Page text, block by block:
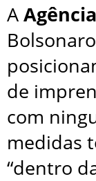
A
de
com
medidas
“dentro